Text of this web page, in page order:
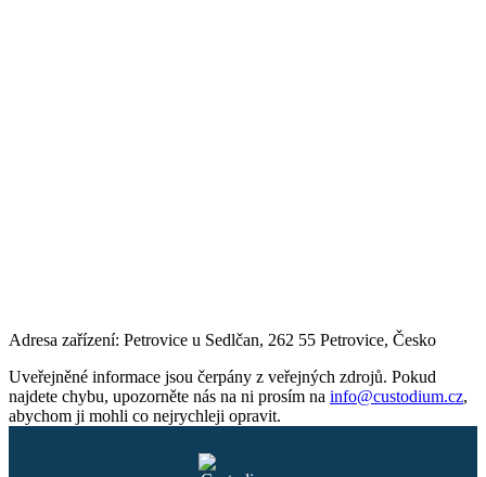
Adresa zařízení: Petrovice u Sedlčan, 262 55 Petrovice, Česko
Uveřejněné informace jsou čerpány z veřejných zdrojů. Pokud
najdete chybu, upozorněte nás na ni prosím na info@custodium.cz,
abychom ji mohli co nejrychleji opravit.